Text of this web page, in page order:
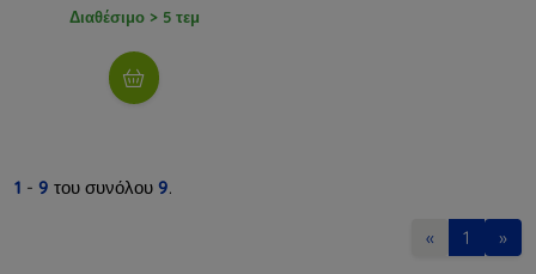
Διαθέσιμο > 5 τεμ
1 - 9 του συνόλου 9.
« 1 »